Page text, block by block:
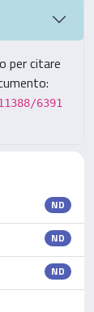
per citare
6391
ND
ND
ND